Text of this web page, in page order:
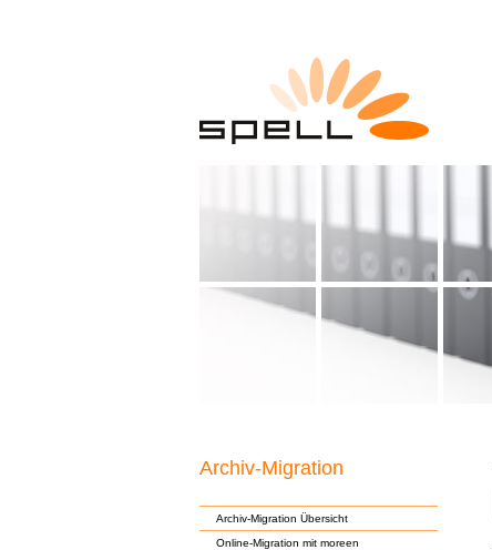
Archiv-Migration
Archiv-Migration Übersicht
Online-Migration mit moreen